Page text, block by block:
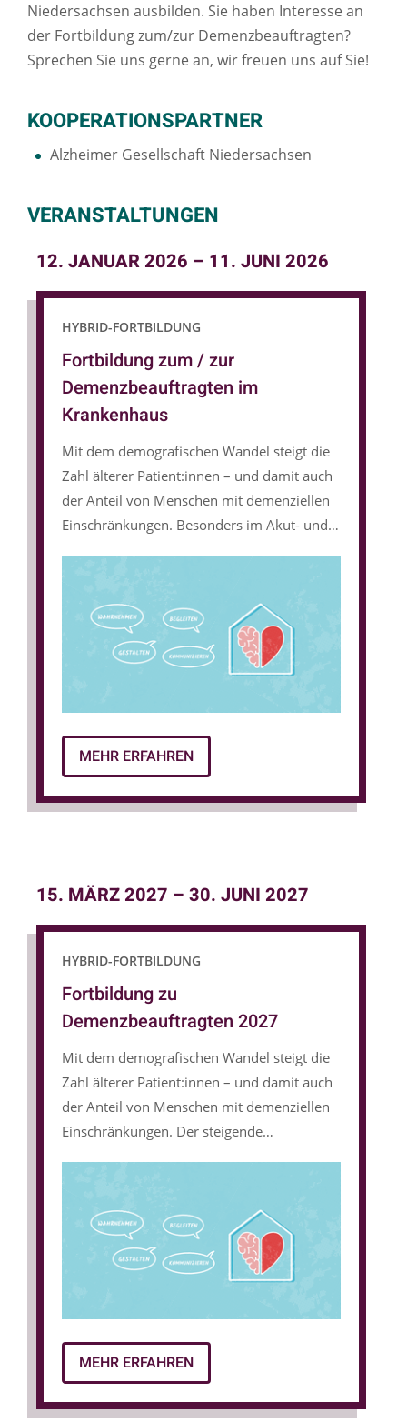
Niedersachsen ausbilden. Sie haben Interesse an
der Fortbildung zum/zur Demenzbeauftragten?
Sprechen Sie uns gerne an, wir freuen uns auf Sie!
KOOPERATIONSPARTNER
Alzheimer Gesellschaft Niedersachsen
VERANSTALTUNGEN
12. JANUAR 2026 – 11. JUNI 2026
HYBRID-FORTBILDUNG
Fortbildung zum / zur
Demenzbeauftragten im
Krankenhaus
Mit dem demografischen Wandel steigt die
Zahl älterer Patient:innen – und damit auch
der Anteil von Menschen mit demenziellen
Einschränkungen. Besonders im Akut- und
Versorgungsbedarf neue Anforderungen an
Gestaltung von Krankenhäusern. Eine
demenzsensible Ausrichtung der
Versorgungsstrukturen wird daher immer
MEHR ERFAHREN
15. MÄRZ 2027 – 30. JUNI 2027
HYBRID-FORTBILDUNG
Fortbildung zu
Demenzbeauftragten 2027
Mit dem demografischen Wandel steigt die
Zahl älterer Patient:innen – und damit auch
der Anteil von Menschen mit demenziellen
Einschränkungen. Der steigende
Akut- und Rehabilitationsbereich neue
die organisatorische Gestaltung von
Krankenhäusern und anderen stationären
Einrichtungen. Besonders im Akut- und
das Personal sowie an die organisatorische
Gestaltung von Krankenhäusern. Eine
demenzsensible Ausrichtung der
MEHR ERFAHREN